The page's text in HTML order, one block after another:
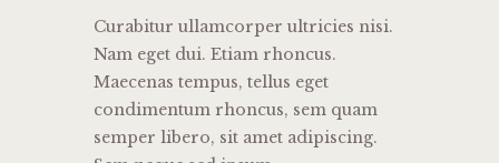
Curabitur ullamcorper ultricies nisi.
Nam eget dui. Etiam rhoncus.
Maecenas tempus, tellus eget
condimentum rhoncus, sem quam
semper libero, sit amet adipiscing.